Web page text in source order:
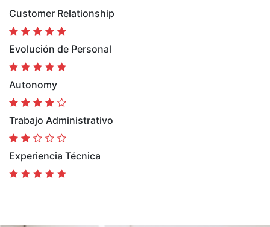
Customer Relationship
Evolución de Personal
Autonomy
Trabajo Administrativo
Experiencia Técnica